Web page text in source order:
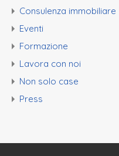
Consulenza immobiliare
Eventi
Formazione
Lavora con noi
Non solo case
Press